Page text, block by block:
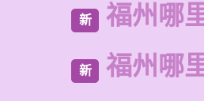
新 福州哪
新 福州哪